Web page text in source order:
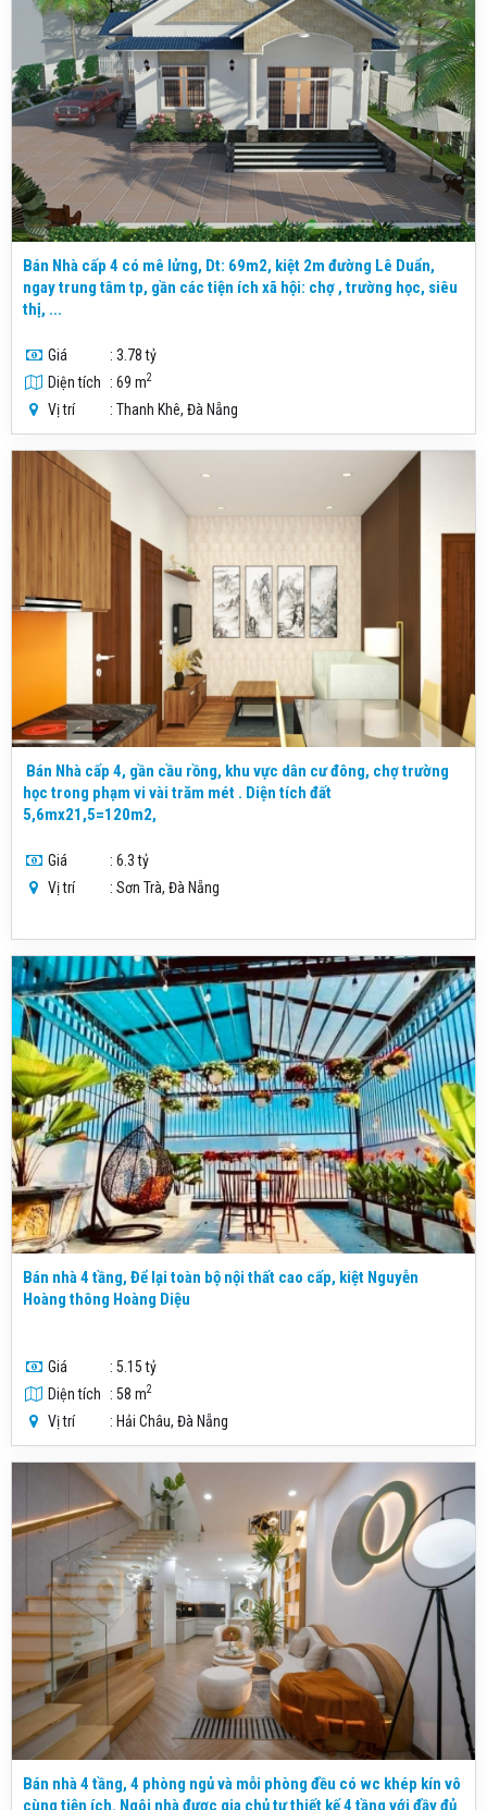
Bán Nhà cấp 4 có mê lửng, Dt: 69m2, kiệt 2m đường Lê Duẩn,
ngay trung tâm tp, gần các tiện ích xã hội: chợ , trường học, siêu
thị, ...
Giá
: 3.78 tỷ
Diện tích
: 69 m2
Vị trí : Thanh Khê, Đà Nẵng
Bán Nhà cấp 4, gần cầu rồng, khu vực dân cư đông, chợ trường
học trong phạm vi vài trăm mét . Diện tích đất
5,6mx21,5=120m2,
Giá
: 6.3 tỷ
Vị trí
: Sơn Trà, Đà Nẵng
Bán nhà 4 tầng, Để lại toàn bộ nội thất cao cấp, kiệt Nguyễn
Hoàng thông Hoàng Diệu
Giá
: 5.15 tỷ
Diện tích
: 58 m2
Vị trí : Hải Châu, Đà Nẵng
Bán nhà 4 tầng, 4 phòng ngủ và mỗi phòng đều có wc khép kín vô
cùng tiện ích. Ngôi nhà được gia chủ tự thiết kế 4 tầng với đầy đủ